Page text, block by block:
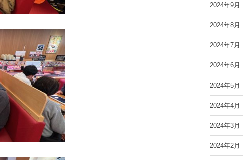
2024年9月
2024年8月
2024年7月
2024年6月
2024年5月
2024年4月
2024年3月
2024年2月